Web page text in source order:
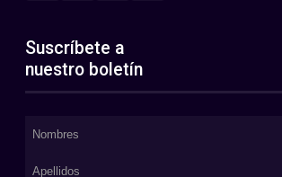
Suscríbete a
nuestro boletín